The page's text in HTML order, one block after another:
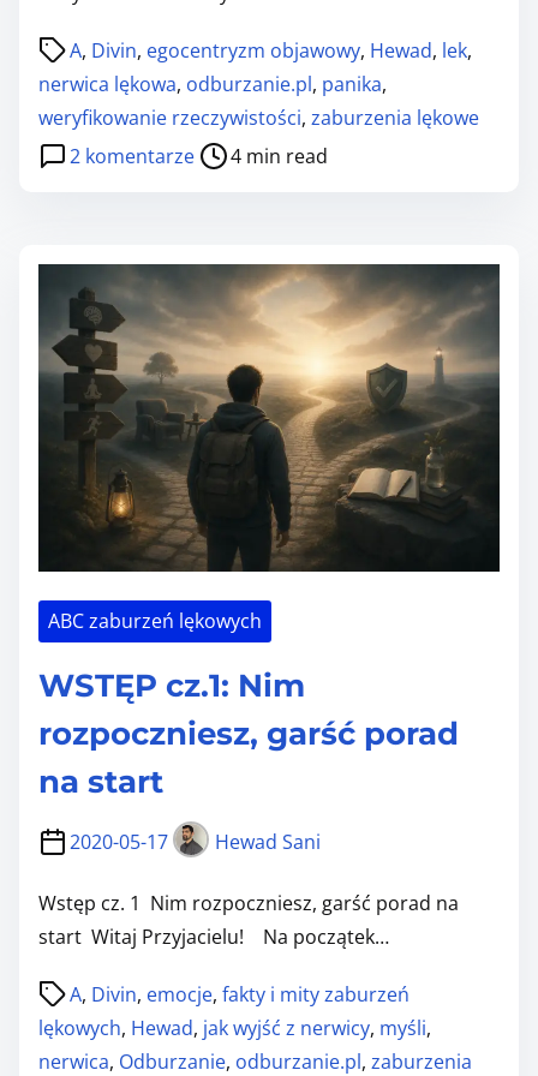
z
,
w
a
z
a
n
a
m
ś
a
A, Divin, egocentryzm objawowy, Hewad, lek,
nerwica lękowa, odburzanie.pl, panika,
weryfikowanie rzeczywistości, zaburzenia lękowe
2 komentarzed
Ę
P
c
z
.
:
N
m
o
z
c
z
s
,
P
o
s
t
i
m
4 min read
ABC zaburzeń lękowych
WSTĘP cz.1: Nim
rozpoczniesz, garść porad
na start
2020-05-17 Hewad Sani
Wstęp cz. 1 Nim rozpoczniesz, garść porad na
start Witaj Przyjacielu! Na początek…
A, Divin, emocje, fakty i mity zaburzeń
lękowych, Hewad, jak wyjść z nerwicy, myśli,
nerwica, Odburzanie, odburzanie.pl, zaburzenia
P
o
s